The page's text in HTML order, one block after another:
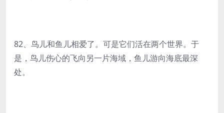
82、鸟儿和鱼儿相爱了。可是它们活在两个世界。于
是，鸟儿伤心的飞向另一片海域，鱼儿游向海底最深
处。